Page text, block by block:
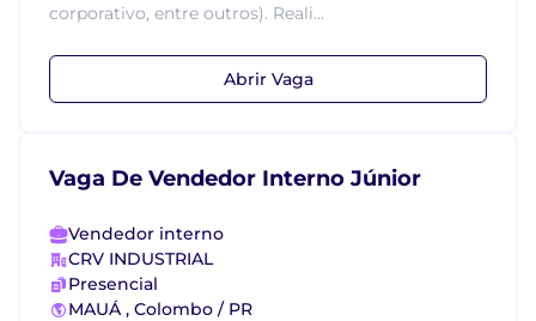
corporativo, entre outros). Reali...
Abrir Vaga
Vaga De Vendedor Interno Júnior
Vendedor interno
CRV INDUSTRIAL
Presencial
MAUÁ , Colombo / PR